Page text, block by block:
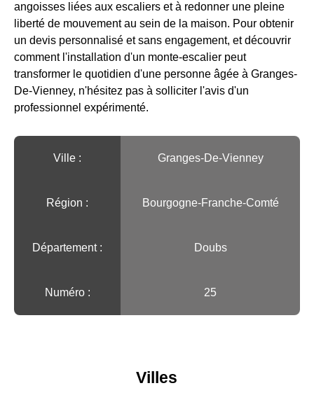
angoisses liées aux escaliers et à redonner une pleine
liberté de mouvement au sein de la maison. Pour obtenir
un devis personnalisé et sans engagement, et découvrir
comment l'installation d'un monte-escalier peut
transformer le quotidien d'une personne âgée à Granges-
De-Vienney, n'hésitez pas à solliciter l'avis d'un
professionnel expérimenté.
Ville :️ Granges-De-Vienney
Région :️ Bourgogne-Franche-Comté
Département : Doubs
Numéro : 25
Villes